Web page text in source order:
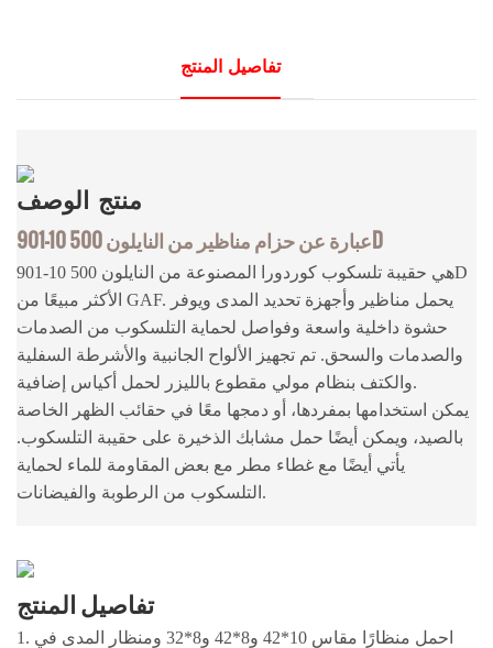
تفاصيل المنتج
منتج الوصف
901-10 عبارة عن حزام مناظير من النايلون 500D
901-10 هي حقيبة تلسكوب كوردورا المصنوعة من النايلون 500D
الأكثر مبيعًا من GAF. يحمل مناظير وأجهزة تحديد المدى ويوفر
حشوة داخلية واسعة وفواصل لحماية التلسكوب من الصدمات
والصدمات والسحق. تم تجهيز الألواح الجانبية والأشرطة السفلية
والكتف بنظام مولي مقطوع بالليزر لحمل أكياس إضافية.
يمكن استخدامها بمفردها، أو دمجها معًا في حقائب الظهر الخاصة
بالصيد، ويمكن أيضًا حمل مشابك الذخيرة على حقيبة التلسكوب.
يأتي أيضًا مع غطاء مطر مع بعض المقاومة للماء لحماية
التلسكوب من الرطوبة والفيضانات.
تفاصيل المنتج
1. احمل منظارًا مقاس 10*42 و8*42 و8*32 ومنظار المدى في